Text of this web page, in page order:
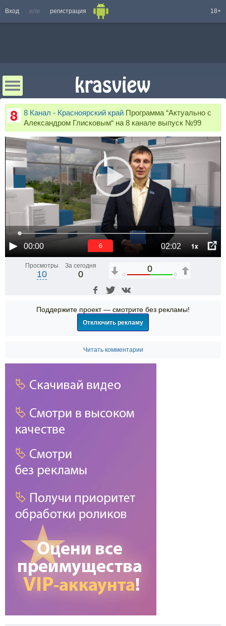
Вход или регистрация 18+
8 Канал - Красноярский край Программа “Актуально с
Александром Глисковым“ на 8 канале выпуск №99
00:00 02:02 1x
6
Просмотры
10
За сегодня
0
0
0 0
Поддержите проект — смотрите без рекламы!
Отключить рекламу
Читать комментарии